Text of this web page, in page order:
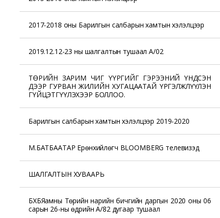
2017-2018 оны Барилгын салбарын хамтын хэлэлцээр
2019.12.12-23 ны шалгалтын тушаал А/02
ТӨРИЙН ЗАРИМ ЧИГ ҮҮРГИЙГ ГЭРЭЭНИЙ ҮНДСЭН
ДЭЭР ГУРВАН ЖИЛИЙН ХУГАЦААТАЙ ҮРГЭЛЖЛҮҮЛЭН
ГҮЙЦЭТГҮҮЛЭХЭЭР БОЛЛОО.
Барилгын салбарын хамтын хэлэлцээр 2019-2020
М.БАТБААТАР Ерөнхийлөгч BLOOMBERG телевизэд
ШАЛГАЛТЫН ХУВААРЬ
БХБЯамны Төрийн нарийн бичгийн даргын 2020 оны 06
сарын 26-ны өдрийн А/82 дугаар тушаал